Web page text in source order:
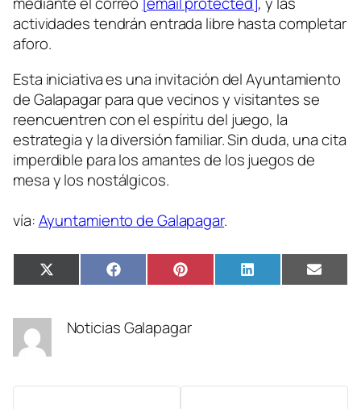
actividades tendrán entrada libre hasta completar
aforo.
Esta iniciativa es una invitación del Ayuntamiento
de Galapagar para que vecinos y visitantes se
reencuentren con el espíritu del juego, la
estrategia y la diversión familiar. Sin duda, una cita
imperdible para los amantes de los juegos de
mesa y los nostálgicos.
vía:Ayuntamiento de Galapagar.
Compartir
en
X
(Twitter)
Compartir
en
FacebookCompartir
en
PinterestCompartir
en
LinkedIn
en
Email
Noticias Galapagar